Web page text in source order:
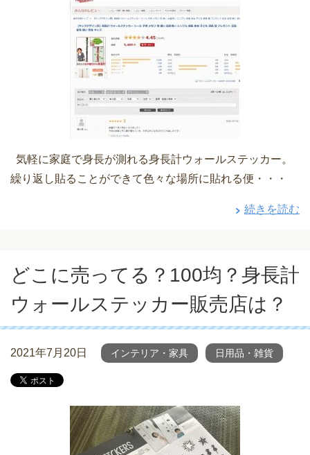
気軽に家庭で身長が測れる身長計ウォールステッカー。
繰り返し貼ることができて色々な場所に貼れる便・・・
続きを読む
どこに売ってる？100均？身長計
ウォールステッカー販売店は？
2021年7月20日 インテリア・家具 日用品・雑貨